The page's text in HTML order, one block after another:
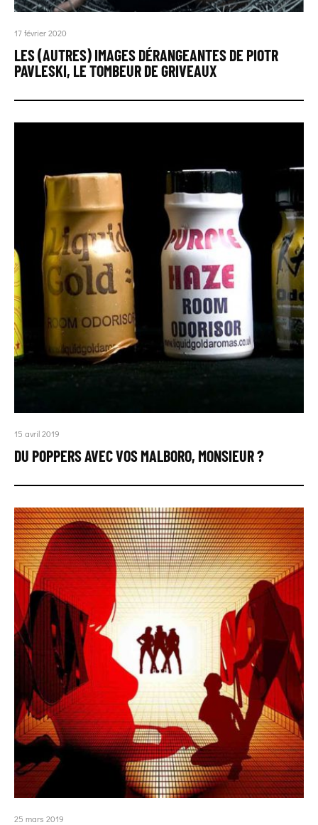
17 février 2020
LES (AUTRES) IMAGES DÉRANGEANTES DE PIOTR
PAVLESKI, LE TOMBEUR DE GRIVEAUX
15 avril 2019
DU POPPERS AVEC VOS MALBORO, MONSIEUR ?
25 mars 2019